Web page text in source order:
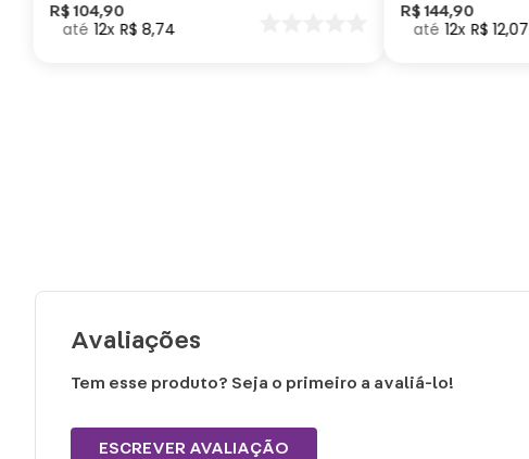
R$ 104,90
12 R$ 8,74
Como Treinar
seu Dragão
R$ 144,90
12 R$ 12,07
Avaliações
Tem esse produto? Seja o primeiro a avaliá-lo!
ESCREVER AVALIAÇÃO